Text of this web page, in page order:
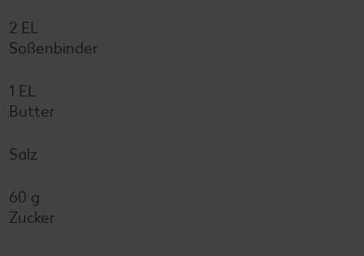
2 EL
Soßenbinder
1 EL
Butter
Salz
60 g
Zucker